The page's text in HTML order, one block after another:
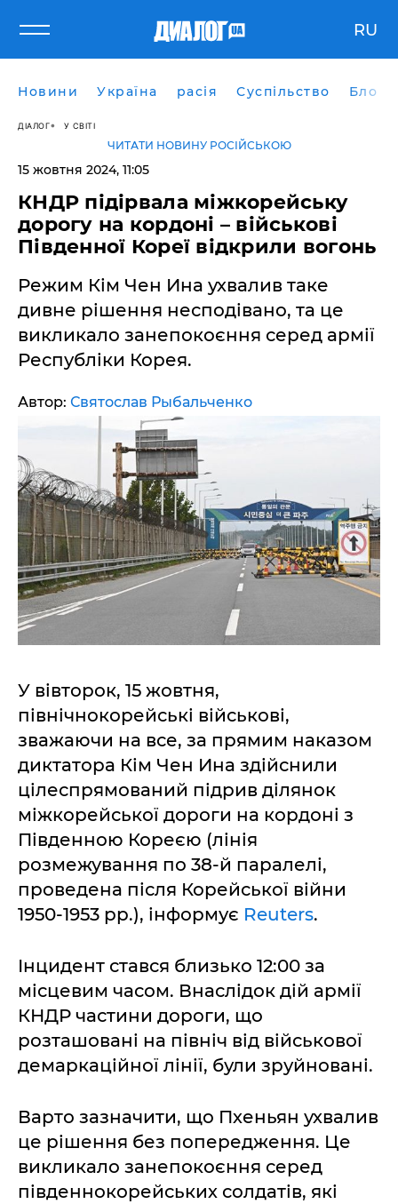
RU
Новини Україна расія Суспільство Блоги
ДІАЛОГ У СВІТІ
ЧИТАТИ НОВИНУ РОСІЙСЬКОЮ
15 жовтня 2024, 11:05
КНДР підірвала міжкорейську
дорогу на кордоні – військові
Південної Кореї відкрили вогонь
Режим Кім Чен Ина ухвалив таке
дивне рішення несподівано, та це
викликало занепокоєння серед армії
Республіки Корея.
Автор: Святослав Рыбальченко
У вівторок, 15 жовтня,
північнокорейські військові,
зважаючи на все, за прямим наказом
диктатора Кім Чен Ина здійснили
цілеспрямований підрив ділянок
міжкорейської дороги на кордоні з
Південною Кореєю (лінія
розмежування по 38-й паралелі,
проведена після Корейської війни
1950-1953 рр.), інформує Reuters.
Інцидент стався близько 12:00 за
місцевим часом. Внаслідок дій армії
КНДР частини дороги, що
розташовані на північ від військової
демаркаційної лінії, були зруйновані.
Варто зазначити, що Пхеньян ухвалив
це рішення без попередження. Це
викликало занепокоєння серед
південнокорейських солдатів, які